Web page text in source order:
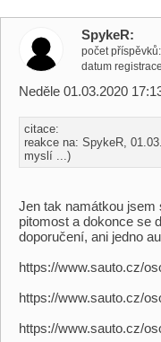
SpykeR
počet příspěvků
datum registrace
Neděle 01.03.2020
citace:
reakce na: SpykeR,
myslí ...)
Jen tak namátkou jsem
pitomost a dokonce se
doporučení, ani jedno
https://www.sauto.cz/
https://www.sauto.cz/
https://www.sauto.cz/